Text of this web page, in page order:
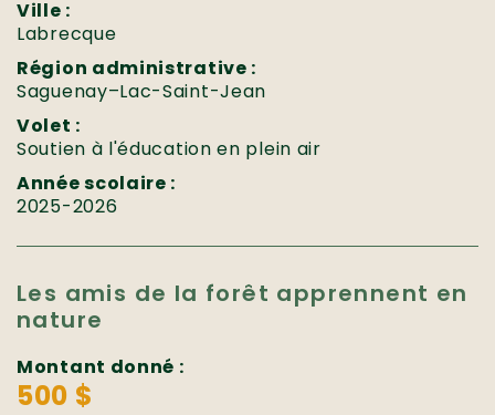
Ville :
Labrecque
Région administrative :
Saguenay–Lac-Saint-Jean
Volet :
Soutien à l'éducation en plein air
Année scolaire :
2025-2026
Les amis de la forêt apprennent en
nature
Montant donné :
500 $